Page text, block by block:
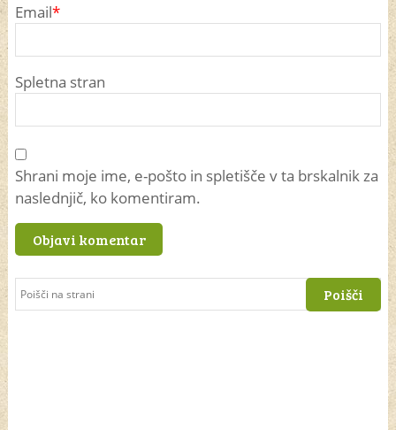
Email*
Spletna stran
Shrani moje ime, e-pošto in spletišče v ta brskalnik za
naslednjič, ko komentiram.